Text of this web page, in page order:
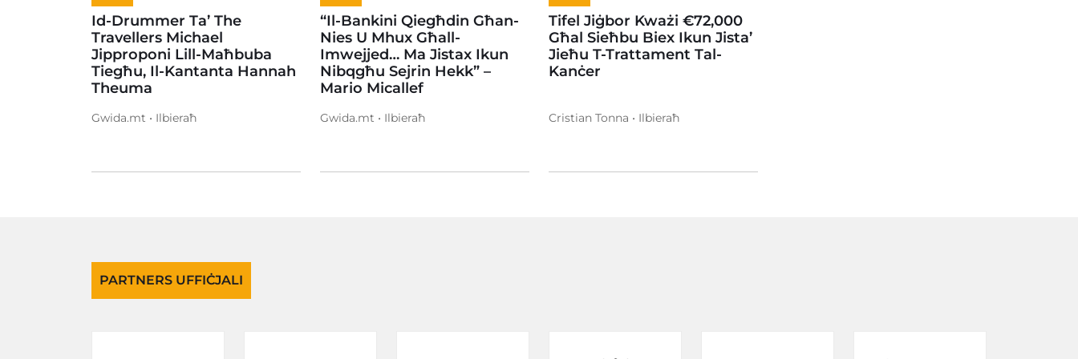
Id-Drummer Ta’ The
Travellers Michael
Jipproponi Lill-Maħbuba
Tiegħu, Il-Kantanta Hannah
Theuma
Gwida.mt • Ilbieraħ
“Il-Bankini Qiegħdin Għan-
Nies U Mhux Għall-
Imwejjed… Ma Jistax Ikun
Nibqgħu Sejrin Hekk” –
Mario Micallef
Gwida.mt • Ilbieraħ
Tifel Jiġbor Kważi €72,000
Għal Sieħbu Biex Ikun Jista’
Jieħu T-Trattament Tal-
Kanċer
Cristian Tonna • Ilbieraħ
PARTNERS UFFIĊJALI